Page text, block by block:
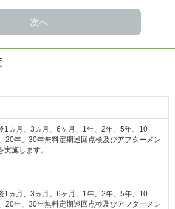
次へ
1ヵ月、3ヵ月、6ヶ月、1年、2年、5年、10
20年、30年無料定期巡回点検及びアフターメン
実施します。
1ヵ月、3ヵ月、6ヶ月、1年、2年、5年、10
20年、30年無料定期巡回点検及びアフターメン